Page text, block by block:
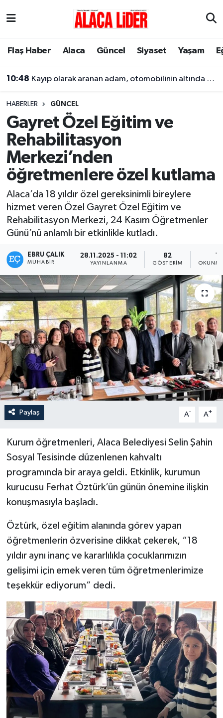
Flaş Haber Alaca Güncel Siyaset Yaşam
10:48 Kayıp olarak aranan adam, otomobilinin altında ölü bulundu
HABERLER GÜNCEL
Gayret Özel Eğitim ve
Rehabilitasyon
Merkezi’nden
öğretmenlere özel kutlama
Alaca’da 18 yıldır özel gereksinimli bireylere
hizmet veren Özel Gayret Özel Eğitim ve
Rehabilitasyon Merkezi, 24 Kasım Öğretmenler
Günü’nü anlamlı bir etkinlikle kutladı.
EBRU ÇALIK
MUHABIR
28.11.2025 - 11:02
YAYINLANMA
82
GÖSTERIM
Paylaş A- A+
Kurum öğretmenleri, Alaca Belediyesi Selin Şahin
Sosyal Tesisinde düzenlenen kahvaltı
programında bir araya geldi. Etkinlik, kurumun
kurucusu Ferhat Öztürk’ün günün önemine ilişkin
konuşmasıyla başladı.
Öztürk, özel eğitim alanında görev yapan
öğretmenlerin özverisine dikkat çekerek, “18
yıldır aynı inanç ve kararlılıkla çocuklarımızın
gelişimi için emek veren tüm öğretmenlerimize
teşekkür ediyorum” dedi.
Çorum Nöbetçi Eczaneler
Çorum Trafik Yoğunluk Haritası
Süper Lig Puan Durumu ve Fikstür
Tüm Manşetler
Son Dakika Haberleri
Haber Arşivi